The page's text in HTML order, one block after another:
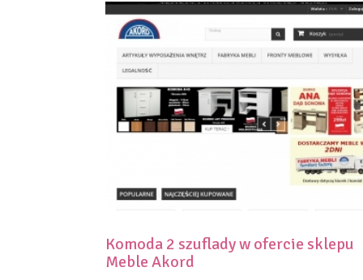
Komoda 2 szuflady w ofercie sklepu
Meble Akord